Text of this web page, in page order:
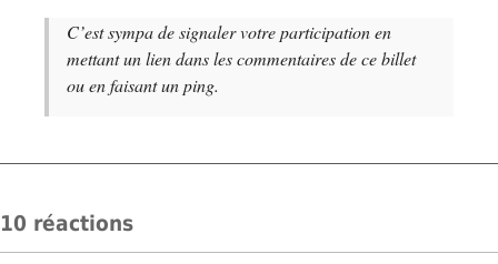
C’est sympa de signaler votre participation en
mettant un lien dans les commentaires de ce billet
ou en faisant un ping.
10 réactions